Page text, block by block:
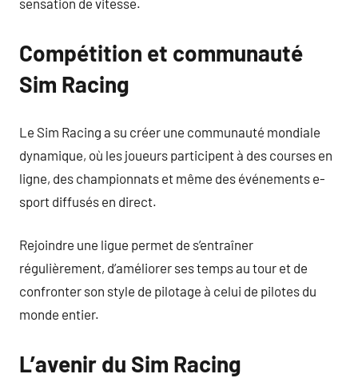
sensation de vitesse.
Compétition et communauté
Sim Racing
Le Sim Racing a su créer une communauté mondiale
dynamique, où les joueurs participent à des courses en
ligne, des championnats et même des événements e-
sport diffusés en direct.
Rejoindre une ligue permet de s’entraîner
régulièrement, d’améliorer ses temps au tour et de
confronter son style de pilotage à celui de pilotes du
monde entier.
L’avenir du Sim Racing